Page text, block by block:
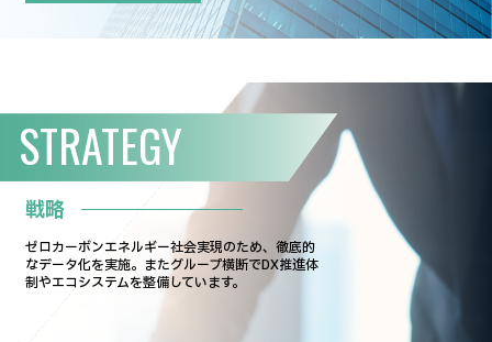
STRATEGY
戦略
ゼロカーボンエネルギー社会実現のため、徹底的
なデータ化を実施。 またグループ横断でDX推進体
制やエコシステムを整備しています。